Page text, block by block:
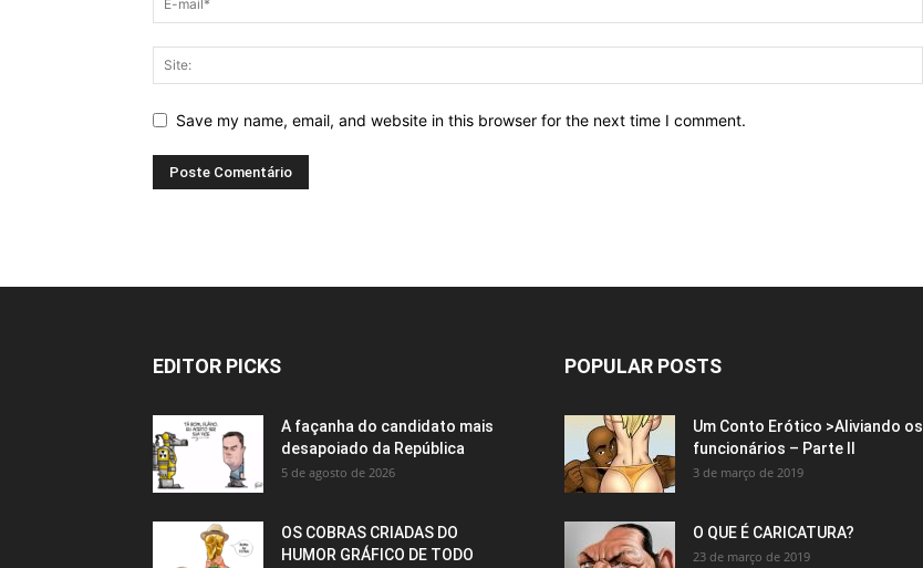
Save my name, email, and website in this browser for the next time I comment.
EDITOR PICKS
A façanha do candidato mais
desapoiado da República
5 de agosto de 2026
OS COBRAS CRIADAS DO
HUMOR GRÁFICO DE TODO
POPULAR POSTS
Um Conto Erótico >Aliviando os
funcionários – Parte II
3 de março de 2019
O QUE É CARICATURA?
23 de março de 2019